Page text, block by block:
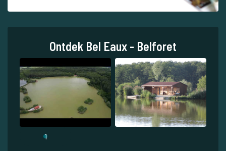
Ontdek Bel Eaux - Belforet
1